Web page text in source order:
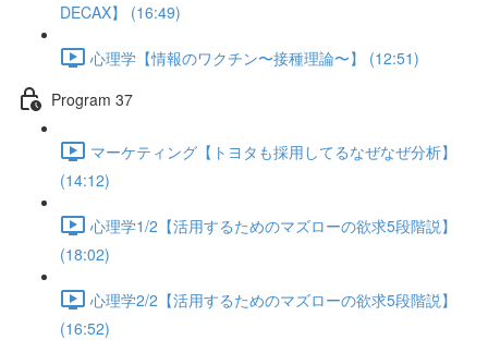
DECAX】 (16:49)
心理学【情報のワクチン〜接種理論〜】 (12:51)
Program 37
マーケティング【トヨタも採用してるなぜなぜ分析】
(14:12)
心理学1/2【活用するためのマズローの欲求5段階説】
(18:02)
心理学2/2【活用するためのマズローの欲求5段階説】
(16:52)